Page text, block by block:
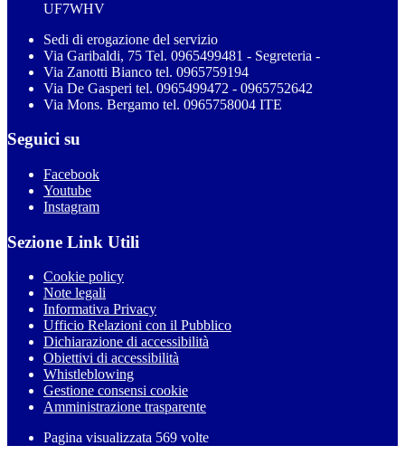
UF7WHV
Sedi di erogazione del servizio
Via Garibaldi, 75 Tel. 0965499481 - Segreteria -
Via Zanotti Bianco tel. 0965759194
Via De Gasperi tel. 0965499472 - 0965752642
Via Mons. Bergamo tel. 0965758004 ITE
Seguici su
Facebook
Youtube
Instagram
Sezione Link Utili
Cookie policy
Note legali
Informativa Privacy
Ufficio Relazioni con il Pubblico
Dichiarazione di accessibilità
Obiettivi di accessibilità
Whistleblowing
Gestione consensi cookie
Amministrazione trasparente
Pagina visualizzata 569 volte